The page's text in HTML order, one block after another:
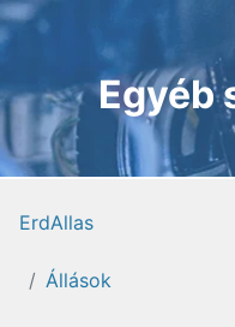
Egyéb
ErdAllas
Állások